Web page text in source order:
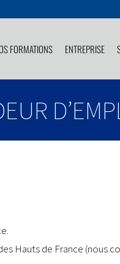
FORMATIONS ENTREPRISE
Hauts de France (nous